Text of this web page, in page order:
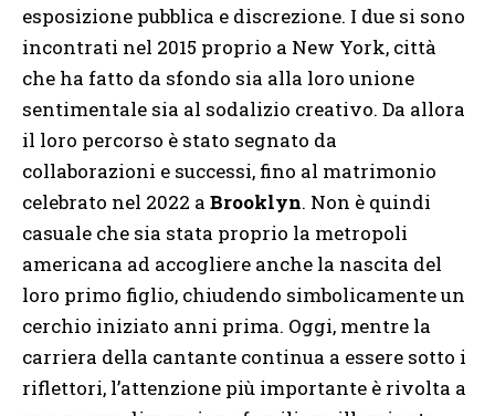
esposizione pubblica e discrezione. I due si sono
incontrati nel 2015 proprio a New York, città
che ha fatto da sfondo sia alla loro unione
sentimentale sia al sodalizio creativo. Da allora
il loro percorso è stato segnato da
collaborazioni e successi, fino al matrimonio
celebrato nel 2022 a Brooklyn. Non è quindi
casuale che sia stata proprio la metropoli
americana ad accogliere anche la nascita del
loro primo figlio, chiudendo simbolicamente un
cerchio iniziato anni prima. Oggi, mentre la
carriera della cantante continua a essere sotto i
riflettori, l’attenzione più importante è rivolta a